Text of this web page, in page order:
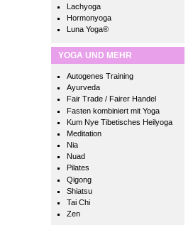
Lachyoga
Hormonyoga
Luna Yoga®
YOGA UND MEHR
Autogenes Training
Ayurveda
Fair Trade / Fairer Handel
Fasten kombiniert mit Yoga
Kum Nye Tibetisches Heilyoga
Meditation
Nia
Nuad
Pilates
Qigong
Shiatsu
Tai Chi
Zen